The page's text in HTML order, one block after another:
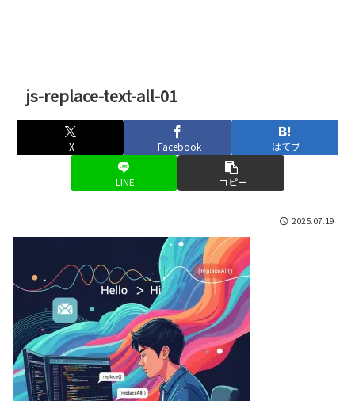
js-replace-text-all-01
X Facebook はてブ
LINE コピー
2025.07.19